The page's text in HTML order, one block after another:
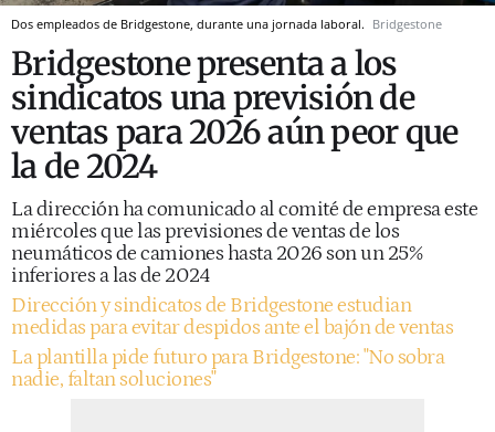
Dos empleados de Bridgestone, durante una jornada laboral. Bridgestone
Bridgestone presenta a los
sindicatos una previsión de
ventas para 2026 aún peor que
la de 2024
La dirección ha comunicado al comité de empresa este
miércoles que las previsiones de ventas de los
neumáticos de camiones hasta 2026 son un 25%
inferiores a las de 2024
Dirección y sindicatos de Bridgestone estudian
medidas para evitar despidos ante el bajón de ventas
La plantilla pide futuro para Bridgestone: "No sobra
nadie, faltan soluciones"